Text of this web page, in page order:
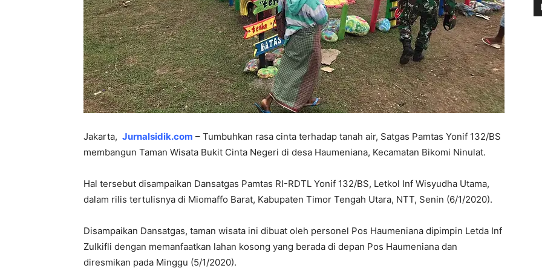
Jakarta, Jurnalsidik.com – Tumbuhkan rasa cinta terhadap tanah air, Satgas Pamtas Yonif 132/BS
membangun Taman Wisata Bukit Cinta Negeri di desa Haumeniana, Kecamatan Bikomi Ninulat.
Hal tersebut disampaikan Dansatgas Pamtas RI-RDTL Yonif 132/BS, Letkol Inf Wisyudha Utama,
dalam rilis tertulisnya di Miomaffo Barat, Kabupaten Timor Tengah Utara, NTT, Senin (6/1/2020).
Disampaikan Dansatgas, taman wisata ini dibuat oleh personel Pos Haumeniana dipimpin Letda Inf
Zulkifli dengan memanfaatkan lahan kosong yang berada di depan Pos Haumeniana dan
diresmikan pada Minggu (5/1/2020).